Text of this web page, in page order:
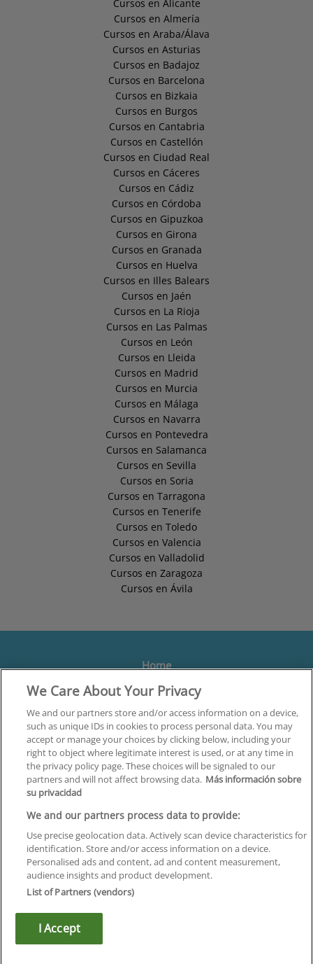
Cursos en Alicante
Cursos en Almería
Cursos en Araba/Álava
Cursos en Asturias
Cursos en Badajoz
Cursos en Barcelona
Cursos en Bizkaia
Cursos en Burgos
Cursos en Cantabria
Cursos en Castellón
Cursos en Ciudad Real
Cursos en Cáceres
Cursos en Cádiz
Cursos en Córdoba
Cursos en Gipuzkoa
Cursos en Girona
Cursos en Granada
Cursos en Huelva
Cursos en Illes Balears
Cursos en Jaén
Cursos en La Rioja
Cursos en Las Palmas
Cursos en León
Cursos en Lleida
Cursos en Madrid
Cursos en Murcia
Cursos en Málaga
Cursos en Navarra
Cursos en Pontevedra
Cursos en Salamanca
Cursos en Sevilla
Cursos en Soria
Cursos en Tarragona
Cursos en Tenerife
Cursos en Toledo
Cursos en Valencia
Cursos en Valladolid
Cursos en Zaragoza
Cursos en Ávila
Home
Formación
Centros
Orientación
Quiénes somos
Contacta
Aviso Legal
Política de Privacidad
Política de Cookies
Canal Ético
We Care About Your Privacy
We and our partners store and/or access information on a device,
such as unique IDs in cookies to process personal data. You may
accept or manage your choices by clicking below, including your
right to object where legitimate interest is used, or at any time in
the privacy policy page. These choices will be signaled to our
partners and will not affect browsing data. Más información sobre
su privacidad
We and our partners process data to provide:
Use precise geolocation data. Actively scan device characteristics for
identification. Store and/or access information on a device.
Personalised ads and content, ad and content measurement,
audience insights and product development.
List of Partners (vendors)
I Accept